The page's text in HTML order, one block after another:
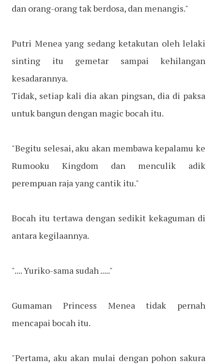
dan orang-orang tak berdosa, dan menangis."
Putri Menea yang sedang ketakutan oleh lelaki
sinting itu gemetar sampai kehilangan
kesadarannya.
Tidak, setiap kali dia akan pingsan, dia di paksa
untuk bangun dengan magic bocah itu.
"Begitu selesai, aku akan membawa kepalamu ke
Rumooku Kingdom dan menculik adik
perempuan raja yang cantik itu."
Bocah itu tertawa dengan sedikit kekaguman di
antara kegilaannya.
".... Yuriko-sama sudah ....."
Gumaman Princess Menea tidak pernah
mencapai bocah itu.
"Pertama, aku akan mulai dengan pohon sakura